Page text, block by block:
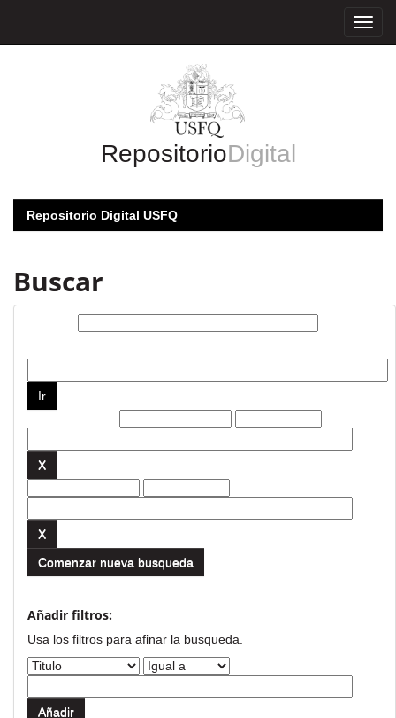
RepositorioDigital
Repositorio Digital USFQ
Buscar
Comenzar nueva busqueda
Añadir filtros:
Usa los filtros para afinar la busqueda.